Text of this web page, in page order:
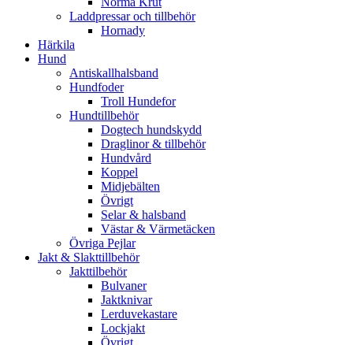
Laddpressar och tillbehör
Hornady
Härkila
Hund
Antiskallhalsband
Hundfoder
Troll Hundefor
Hundtillbehör
Dogtech hundskydd
Draglinor & tillbehör
Hundvård
Koppel
Midjebälten
Övrigt
Selar & halsband
Västar & Värmetäcken
Övriga Pejlar
Jakt & Slakttillbehör
Jakttilbehör
Bulvaner
Jaktknivar
Lerduvekastare
Lockjakt